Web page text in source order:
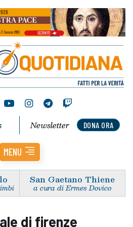
DONA ORA
Newsletter
MENU
San Gaetano Thiene
a cura di Ermes Dovico
di firenze